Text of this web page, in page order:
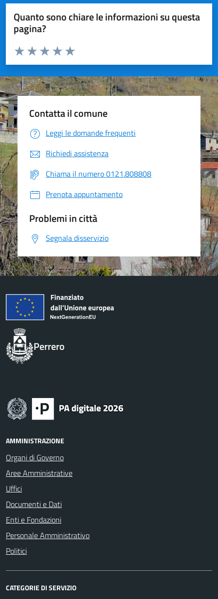
Quanto sono chiare le informazioni su questa
pagina?
Valuta da 1 a 5 stelle la pagina
Valuta 5 stelle su 5
Valuta 4 stelle su 5
Valuta 3 stelle su 5
Valuta 2 stelle su 5
Valuta 1 stelle su 5
Contatta il comune
Leggi le domande frequenti
Richiedi assistenza
Chiama il numero 0121.808808
Prenota appuntamento
Problemi in città
Segnala disservizio
Perrero
AMMINISTRAZIONE
Organi di Governo
Aree Amministrative
Uffici
Documenti e Dati
Enti e Fondazioni
Personale Amministrativo
Politici
CATEGORIE DI SERVIZIO